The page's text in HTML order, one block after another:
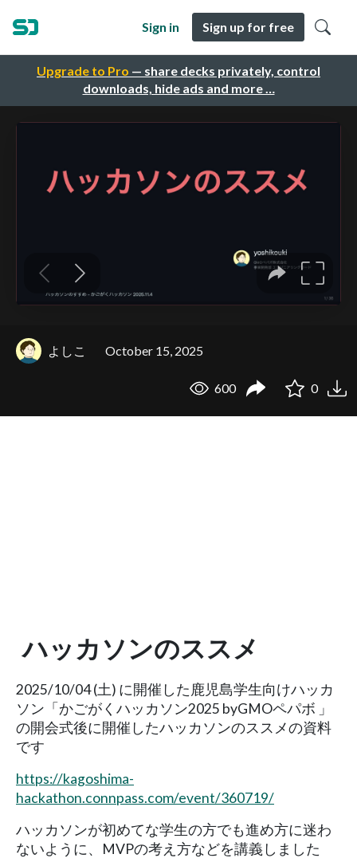
Upgrade to Pro — share decks privately, control
downloads, hide ads and more …
Sign in Sign up for free
よしこ October 15, 2025
600 0
ハッカソンのススメ
2025/10/04 (土) に開催した鹿児島学生向けハッカ
ソン「かごがくハッカソン2025 byGMOペパボ 」
の開会式後に開催したハッカソンのススメの資料
です
https://kagoshima-
hackathon.connpass.com/event/360719/
ハッカソンが初めてな学生の方でも進め方に迷わ
ないように、MVPの考え方などを講義しました